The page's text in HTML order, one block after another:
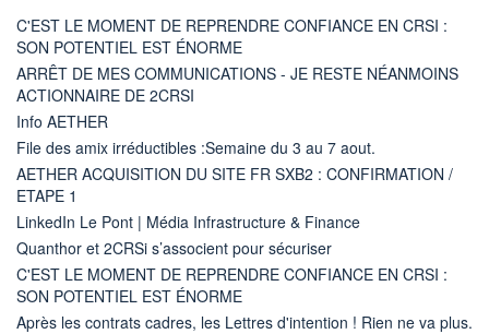
C'EST LE MOMENT DE REPRENDRE CONFIANCE EN CRSI :
SON POTENTIEL EST ÉNORME
ARRÊT DE MES COMMUNICATIONS - JE RESTE NÉANMOINS
ACTIONNAIRE DE 2CRSI
Info AETHER
File des amix irréductibles :Semaine du 3 au 7 aout.
AETHER ACQUISITION DU SITE FR SXB2 : CONFIRMATION /
ETAPE 1
LinkedIn Le Pont | Média Infrastructure & Finance
Quanthor et 2CRSi s’associent pour sécuriser
C'EST LE MOMENT DE REPRENDRE CONFIANCE EN CRSI :
SON POTENTIEL EST ÉNORME
Après les contrats cadres, les Lettres d'intention ! Rien ne va plus.